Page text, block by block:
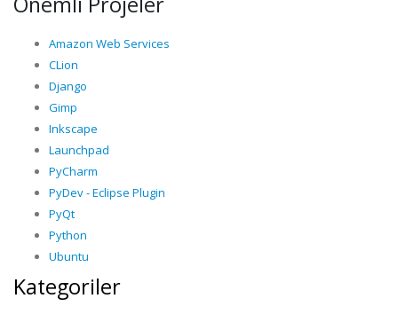
Amazon Web Services
CLion
Django
Gimp
Inkscape
Launchpad
PyCharm
PyDev - Eclipse Plugin
PyQt
Python
Ubuntu
Kategoriler